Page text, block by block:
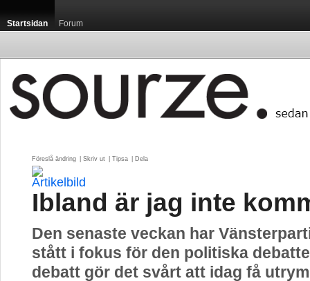
Startsidan Forum
Föreslå ändring Skriv ut Tipsa Dela
Ibland är jag inte
Den senaste veckan har
stått i fokus för den politiska
debatt gör det svårt att idag få